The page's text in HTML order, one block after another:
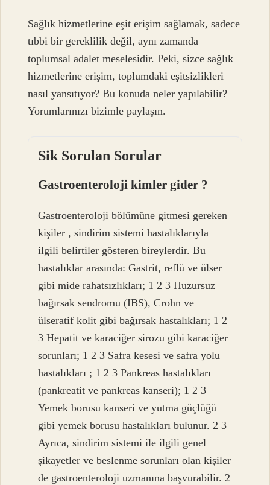
Sağlık hizmetlerine eşit erişim sağlamak, sadece
tıbbi bir gereklilik değil, aynı zamanda
toplumsal adalet meselesidir. Peki, sizce sağlık
hizmetlerine erişim, toplumdaki eşitsizlikleri
nasıl yansıtıyor? Bu konuda neler yapılabilir?
Yorumlarınızı bizimle paylaşın.
Sik Sorulan Sorular
Gastroenteroloji kimler gider ?
Gastroenteroloji bölümüne gitmesi gereken
kişiler , sindirim sistemi hastalıklarıyla
ilgili belirtiler gösteren bireylerdir. Bu
hastalıklar arasında: Gastrit, reflü ve ülser
gibi mide rahatsızlıkları; 1 2 3 Huzursuz
bağırsak sendromu (IBS), Crohn ve
ülseratif kolit gibi bağırsak hastalıkları; 1 2
3 Hepatit ve karaciğer sirozu gibi karaciğer
sorunları; 1 2 3 Safra kesesi ve safra yolu
hastalıkları ; 1 2 3 Pankreas hastalıkları
(pankreatit ve pankreas kanseri); 1 2 3
Yemek borusu kanseri ve yutma güçlüğü
gibi yemek borusu hastalıkları bulunur. 2 3
Ayrıca, sindirim sistemi ile ilgili genel
şikayetler ve beslenme sorunları olan kişiler
de gastroenteroloji uzmanına başvurabilir. 2